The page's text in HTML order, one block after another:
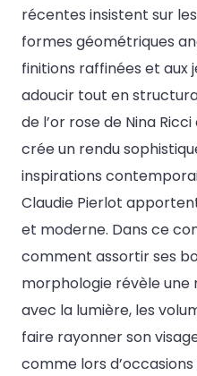
récentes insistent sur
formes géométriques
finitions raffinées et aux
adoucir tout en
de l’or rose de Nina
crée un rendu
inspirations
Claudie Pierlot
et moderne. Dans ce
comment assortir ses
morphologie révèle une
avec la lumière, les
faire rayonner son
comme lors d’occasions